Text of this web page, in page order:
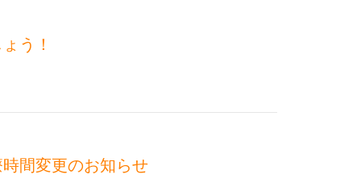
う！
間変更のお知らせ